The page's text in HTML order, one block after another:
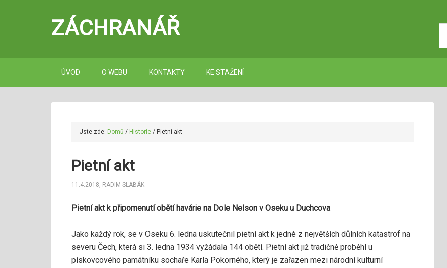
ZÁCHRANÁŘ
ÚVOD O WEBU KONTAKTY KE STAŽENÍ
Jste zde: Domů / Historie / Pietní akt
Pietní akt
11.4.2018, RADIM SLABÁK
Pietní akt k připomenutí obětí havárie na Dole Nelson v Oseku u Duchcova
Jako každý rok, se v Oseku 6. ledna uskutečnil pietní akt k jedné z největších důlních katastrof na
severu Čech, která si 3. ledna 1934 vyžádala 144 obětí. Pietní akt již tradičně proběhl u
pískovcového památníku sochaře Karla Pokorného, který je zařazen mezi národní kulturní